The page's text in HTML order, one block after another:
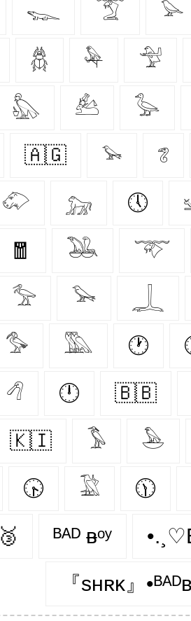
𓆊 𓄆 𓅪
𓆣 𓅆 𓅴
𓅽 𓃕 𓅭
🇦🇬 𓅩 𓆂
𓄁 𓃷 🕔
🧧 𓅒 𓄅
𓅡 𓅨 𓆆
𓅜 𓅔 🕐
𓆁 🕛 🇧🇧
🇰🇮 𓅣 𓅅
🕟 𓅁 🕦
🥉 ᴮᴬᴰ ᴃᵒʸ
『sʜʀᴋ』